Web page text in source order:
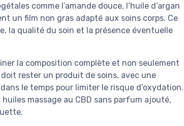
comme l’amande douce, l’huile d’argan
un film non gras adapté aux soins corps. Ce
la qualité du soin et la présence éventuelle
la composition complète et non seulement
rester un produit de soins, avec une
le temps pour limiter le risque d’oxydation.
massage au CBD sans parfum ajouté,